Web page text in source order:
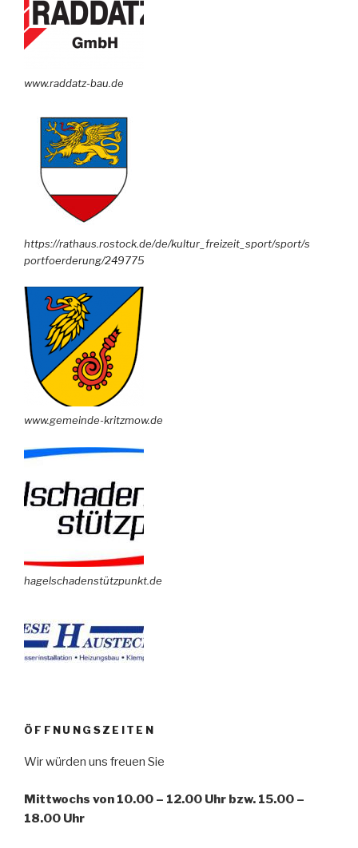
www.raddatz-bau.de
https://rathaus.rostock.de/de/kultur_freizeit_sport/sport/s
portfoerderung/249775
www.gemeinde-kritzmow.de
hagelschadenstützpunkt.de
ÖFFNUNGSZEITEN
Wir würden uns freuen Sie
Mittwochs von 10.00 – 12.00 Uhr bzw. 15.00 –
18.00 Uhr